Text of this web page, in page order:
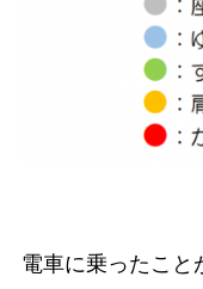
電車に乗ったこと